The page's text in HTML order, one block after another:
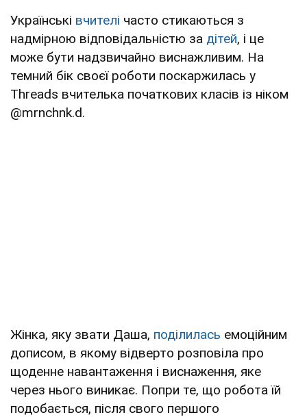
Українські вчителі часто стикаються з
надмірною відповідальністю за дітей, і це
може бути надзвичайно виснажливим. На
темний бік своєї роботи поскаржилась у
Threads вчителька початкових класів із ніком
@mrnchnk.d.
Жінка, яку звати Даша, поділилась емоційним
дописом, в якому відверто розповіла про
щоденне навантаження і виснаження, яке
через нього виникає. Попри те, що робота їй
подобається, після свого першого